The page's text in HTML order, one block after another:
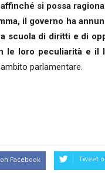
si possa
il governo ha
scuola di diritti e di
le loro peculiarità e il
parlamentare.
Facebook Tweet